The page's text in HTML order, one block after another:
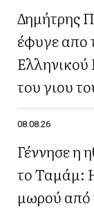
Δημήτρης
έφυγε απο
του γιου
08.08.26
Γέννησε η
το Ταμάμ:
μωρού από